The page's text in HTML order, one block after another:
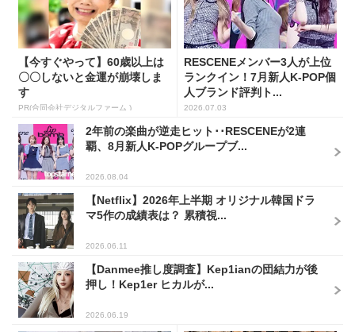
【今すぐやって】60歳以上は
〇〇しないと金運が崩壊しま
す
PR(合同会社デジタルファーム )
RESCENEメンバー3人が上位
ランクイン！7月新人K-POP個
人ブランド評判ト...
2026.07.03
2年前の楽曲が逆走ヒット･･RESCENEが2連
覇、8月新人K-POPグループブ...
2026.08.04
【Netflix】2026年上半期 オリジナル韓国ドラ
マ5作の成績表は？ 累積視...
2026.06.11
【Danmee推し度調査】Kep1ianの団結力が後
押し！Kep1er ヒカルが...
2026.06.19